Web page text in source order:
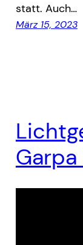
statt. Auch…
März 15, 2023